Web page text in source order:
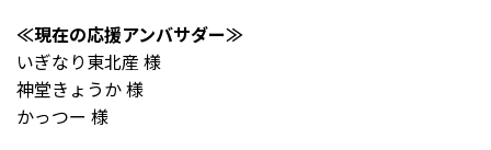
≪現在の応援アンバサダー≫
いぎなり東北産 様
神堂きょうか 様
かっつー 様